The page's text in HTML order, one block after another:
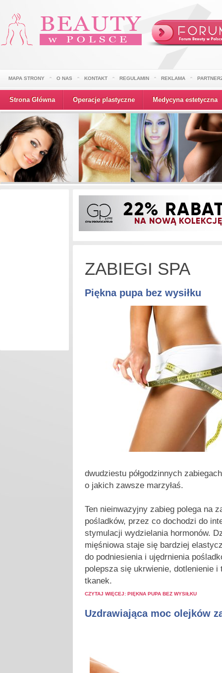
MAPA STRONY O NAS KONTAKT REGULAMIN REKLAMA
Strona Główna Operacje plastyczne Medycyna estetyczna
Wydarzenia
ZABIEGI SPA
Piękna pupa bez wysiłku
dwudziestu półgodzinnych
o jakich zawsze marzyłaś.
Ten nieinwazyjny zabieg polega na
pośladków, przez co dochodzi do
stymulacji wydzielania hormonów.
mięśniowa staje się bardziej
do podniesienia i ujędrnienia
polepsza się ukrwienie, dotlenienie
tkanek.
CZYTAJ WIĘCEJ: PIĘKNA PUPA BEZ WYSIŁKU
Uzdrawiająca moc olejków